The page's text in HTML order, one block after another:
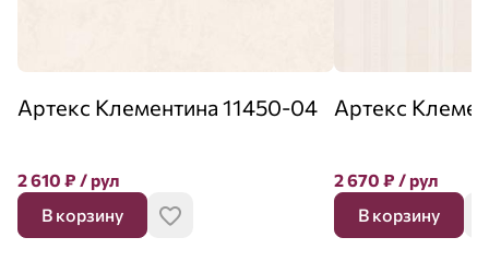
Артекс Клементина 11450-04
2 610 ₽ / рул
В корзину
Артекс
2 670 ₽ / рул
В корзину